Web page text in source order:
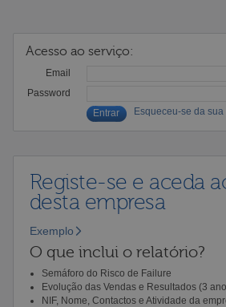
Acesso ao serviço:
Email
Password
Esqueceu-se da
Registe-se e aceda
desta empresa
Exemplo
O que inclui o relatório?
Semáforo do Risco de Failure
Evolução das Vendas e Resultados (3
NIF, Nome, Contactos e Atividade da